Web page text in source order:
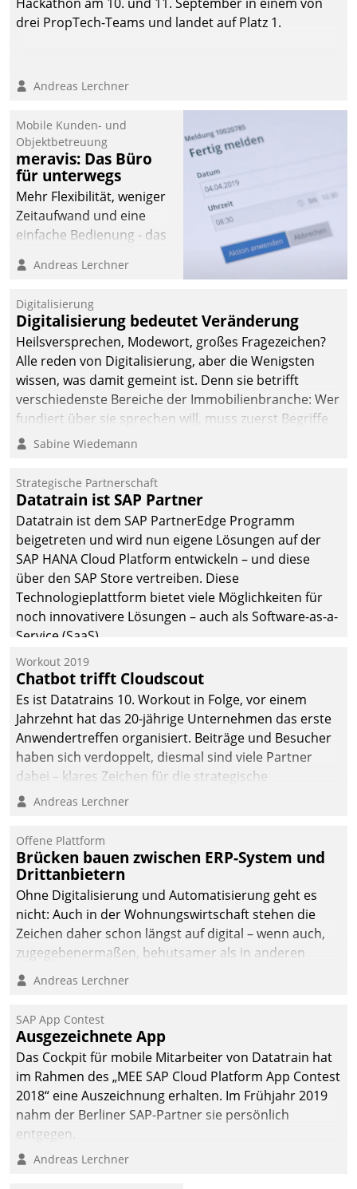
drei PropTech-Teams und landet auf Platz 1.
Andreas Lerchner
Mobile Kunden- und
Objektbetreuung
meravis: Das Büro
für unterwegs
Mehr Flexibilität, weniger
Zeitaufwand und eine
einfache Bedienung - das
Cockpit für mobile
Datatrain. Die meravis
Wohnungsbau- und
Immobilien GmbH hat
sich dabei für den Betrieb
der Lösung über die SAP
Cloud Platform
entschieden - als erstes
Unternehmen am
Andreas Lerchner
Digitalisierung
Digitalisierung bedeutet Veränderung
Heilsversprechen, Modewort, großes Fragezeichen?
Alle reden von Digitalisierung, aber die Wenigsten
wissen, was damit gemeint ist. Denn sie betrifft
verschiedenste Bereiche der Immobilienbranche: Wer
fundiert über sie sprechen will, muss zuerst Begriffe
klären. Ein Aspekt ist die betriebliche Optimierung:
Einsparungen durch optimierte und automatisierte
Prozesse. Doch man darf nicht zu viel erwarten: Allein
mit der Einführung einer neuen Software ist es nicht
getan. Die Digitalisierung erfordert von Unternehmen
die Bereitschaft, sich zu überprüfen, zu hinterfragen
und zu verändern.
Sabine Wiedemann
Strategische Partnerschaft
Datatrain ist SAP Partner
Datatrain ist dem SAP PartnerEdge Programm
beigetreten und wird nun eigene Lösungen auf der
SAP HANA Cloud Platform entwickeln – und diese
über den SAP Store vertreiben. Diese
Technologieplattform bietet viele Möglichkeiten für
noch innovativere Lösungen – auch als Software-as-a-
Service (SaaS).
Workout 2019
Chatbot trifft Cloudscout
Es ist Datatrains 10. Workout in Folge, vor einem
Jahrzehnt hat das 20-jährige Unternehmen das erste
Anwendertreffen organisiert. Beiträge und Besucher
haben sich verdoppelt, diesmal sind viele Partner
dabei – klares Zeichen für die strategische
Fokussierung auf den Kunden.
Andreas Lerchner
Offene Plattform
Brücken bauen zwischen ERP-System und
Drittanbietern
Ohne Digitalisierung und Automatisierung geht es
nicht: Auch in der Wohnungswirtschaft stehen die
Zeichen daher schon längst auf digital – wenn auch,
zugegebenermaßen, behutsamer als in anderen
Branchen.
Andreas Lerchner
SAP App Contest
Ausgezeichnete App
Das Cockpit für mobile Mitarbeiter von Datatrain hat
im Rahmen des „MEE SAP Cloud Platform App Contest
2018“ eine Auszeichnung erhalten. Im Frühjahr 2019
nahm der Berliner SAP-Partner sie persönlich
entgegen.
Andreas Lerchner